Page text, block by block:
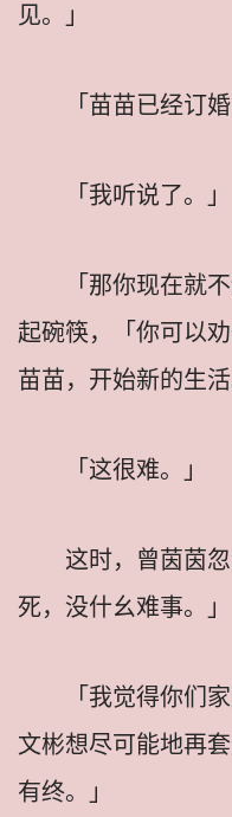
见。」
「苗苗已经订
「我听说了。」
「那你现在就
起碗筷，「你可以
苗苗，开始新的生活
「这很难。」
这时，曾茵茵
死，没什幺难事。」
「我觉得你们
文彬想尽可能地再
有终。」